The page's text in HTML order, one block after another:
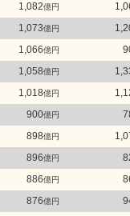
1,082億円
1,073億円
1,066億円
1,058億円
1,018億円
900億円
898億円
896億円
886億円
876億円